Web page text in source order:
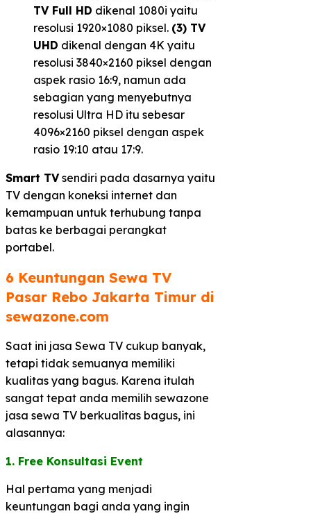
TV Full HD dikenal 1080i yaitu
resolusi 1920×1080 piksel. (3) TV
UHD dikenal dengan 4K yaitu
resolusi 3840×2160 piksel dengan
aspek rasio 16:9, namun ada
sebagian yang menyebutnya
resolusi Ultra HD itu sebesar
4096×2160 piksel dengan aspek
rasio 19:10 atau 17:9.
Smart TVsendiri pada dasarnya yaitu
TV dengan koneksi internet dan
kemampuan untuk terhubung tanpa
batas ke berbagai perangkat
portabel.
6 Keuntungan Sewa TV
Pasar Rebo Jakarta Timur di
sewazone.com​
Saat ini jasa Sewa TV cukup banyak,
tetapi tidak semuanya memiliki
kualitas yang bagus. Karena itulah
sangat tepat anda memilih sewazone
jasa sewa TV berkualitas bagus, ini
alasannya:
1. Free Konsultasi Event
Hal pertama yang menjadi
keuntungan bagi anda yang ingin